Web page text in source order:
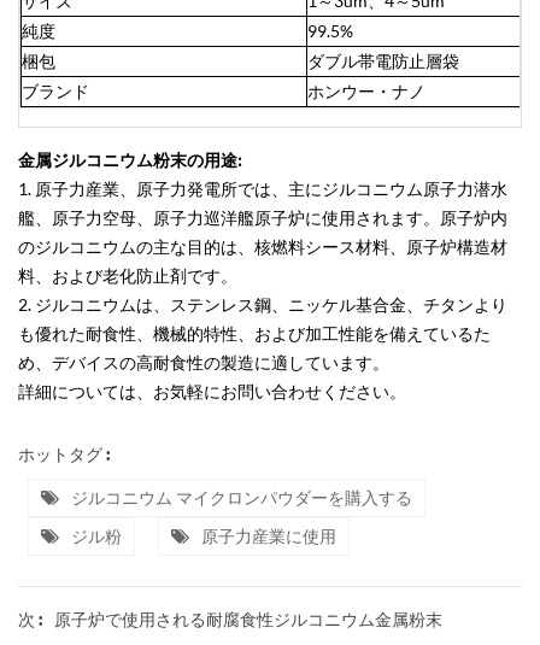
純度
99.5%
梱包
ダブル帯電防止層袋
ブランド
ホンウー・ナノ
金属ジルコニウム粉末の用途:
1. 原子力産業、原子力発電所では、主にジルコニウム原子力潜水
艦、原子力空母、原子力巡洋艦原子炉に使用されます。原子炉内
のジルコニウムの主な目的は、核燃料シース材料、原子炉構造材
料、および老化防止剤です。
2. ジルコニウムは、ステンレス鋼、ニッケル基合金、チタンより
も優れた耐食性、機械的特性、および加工性能を備えているた
め、デバイスの高耐食性の製造に適しています。
詳細については、お気軽にお問い合わせください。
ホットタグ :
ジルコニウム マイクロンパウダーを購入する
ジル粉
原子力産業に使用
次 : 原子炉で使用される耐腐食性ジルコニウム金属粉末